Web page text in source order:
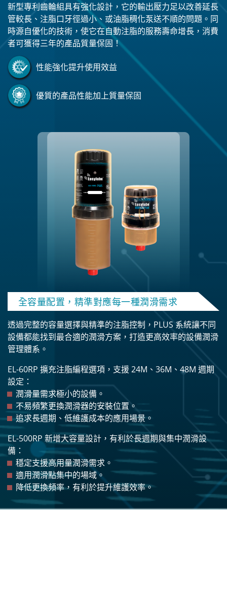
新型專利齒輪組具有強化設計，它的輸出壓力足以改善延長
管較長、注脂口牙徑過小、或油脂稠化泵送不順的問題。同
時源自優化的技術，使它在自動注脂的服務壽命增長，消費
者可獲得三年的產品質量保固！
性能強化提升使用效益
優質的產品性能加上質量保固
全容量配置，精準對應每一種潤滑需求
透過完整的容量選擇與精準的注脂控制，PLUS 系統讓不同
設備都能找到最合適的潤滑方案，打造更高效率的設備潤滑
管理體系。
EL-60RP 擴充注脂編程選項，支援 24M、36M、48M 週期
設定：
潤滑量需求極小的設備。
不易頻繁更換潤滑器的安裝位置。
追求長週期、低維護成本的應用場景。
EL-500RP 新增大容量設計，有利於長週期與集中潤滑設
備：
穩定支援高用量潤滑需求。
適用潤滑點集中的場域。
降低更換頻率，有利於提升維護效率。